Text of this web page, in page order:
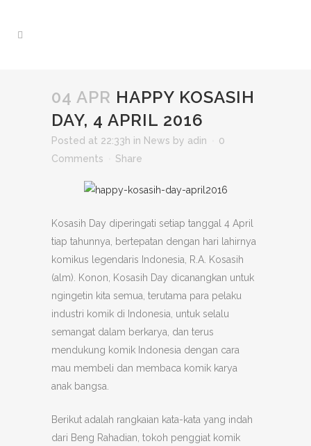
04 APR HAPPY KOSASIH
DAY, 4 APRIL 2016
Posted at 22:33h in News by adin
0
Comments
Share
Kosasih Day diperingati setiap tanggal 4 April
tiap tahunnya, bertepatan dengan hari lahirnya
komikus legendaris Indonesia, R.A. Kosasih
(alm). Konon, Kosasih Day dicanangkan untuk
ngingetin kita semua, terutama para pelaku
industri komik di Indonesia, untuk selalu
semangat dalam berkarya, dan terus
mendukung komik Indonesia dengan cara
mau membeli dan membaca komik karya
anak bangsa.
Berikut adalah rangkaian kata-kata yang indah
dari Beng Rahadian, tokoh penggiat komik